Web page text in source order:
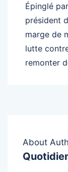
Épinglé
président
marge de
lutte
remonter
About